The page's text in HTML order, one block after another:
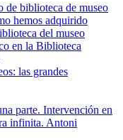
de biblioteca de museo
hemos adquirido
del museo
en la Biblioteca
las grandes
parte. Intervención en
infinita. Antoni